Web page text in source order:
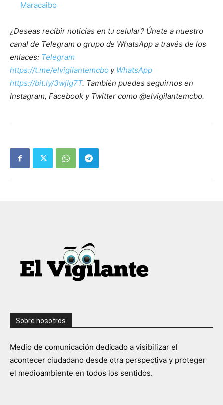
Maracaibo
¿Deseas recibir noticias en tu celular? Únete a nuestro
canal de Telegram o grupo de WhatsApp a través de los
enlaces: Telegram
https://t.me/elvigilantemcbo y WhatsApp
https://bit.ly/3wjIg7T. También puedes seguirnos en
Instagram, Facebook y Twitter como @elvigilantemcbo.
Sobre nosotros
Medio de comunicación dedicado a visibilizar el
acontecer ciudadano desde otra perspectiva y proteger
el medioambiente en todos los sentidos.